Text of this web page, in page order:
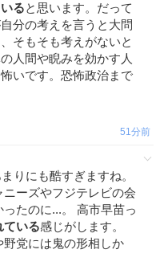
ると思います。だって
分の考えを言うと大問
そもそも考えがないと
人間や睨みを効かす人
いです。恐怖政治まで
51分前
りにも酷すぎますね。
ーズやフジテレビの会
たのに...。 高市早苗っ
ている感じがします。
党には鬼の形相しか